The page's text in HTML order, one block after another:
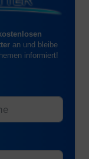
kostenlosen
an und bleibe
informiert!